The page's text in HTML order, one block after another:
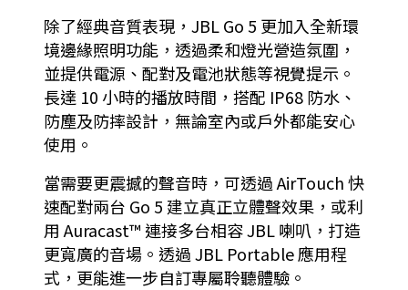
除了經典音質表現，JBL Go 5 更加入全新環
境邊緣照明功能，透過柔和燈光營造氛圍，
並提供電源、配對及電池狀態等視覺提示。
長達 10 小時的播放時間，搭配 IP68 防水、
防塵及防摔設計，無論室內或戶外都能安心
使用。
當需要更震撼的聲音時，可透過 AirTouch 快
速配對兩台 Go 5 建立真正立體聲效果，或利
用 Auracast™ 連接多台相容 JBL 喇叭，打造
更寬廣的音場。透過 JBL Portable 應用程
式，更能進一步自訂專屬聆聽體驗。